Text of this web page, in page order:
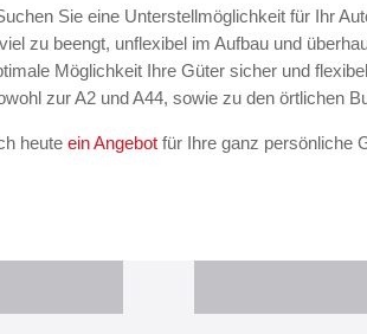
Sie eine Unterstellmöglichkeit für Ihr
zu beengt, unflexibel im Aufbau und
Möglichkeit Ihre Güter sicher und
zur A2 und A44, sowie zu den örtlichen
heuteein Angebot für Ihre ganz persönliche